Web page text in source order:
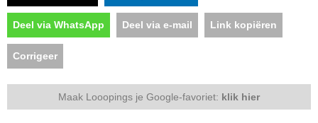
Deel via WhatsApp Deel via e-mail Link kopiëren
Corrigeer
Maak Looopings je Google-favoriet: klik hier